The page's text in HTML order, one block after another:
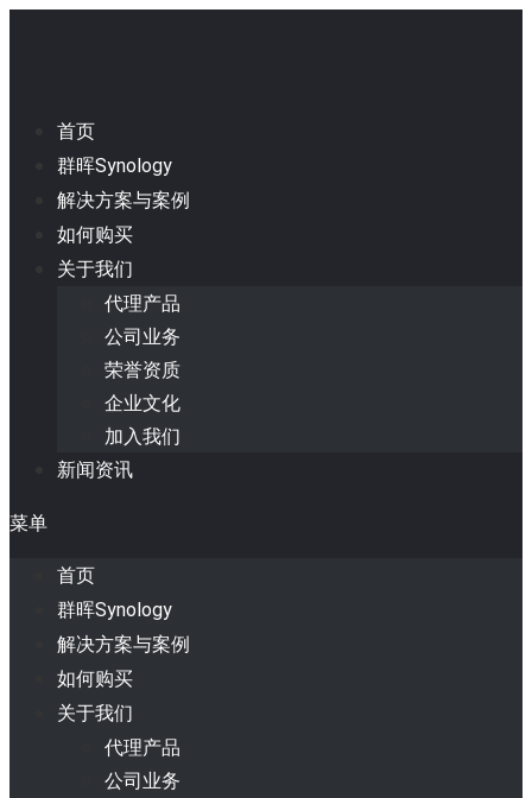
首页
群晖Synology
解决方案与案例
如何购买
关于我们
代理产品
公司业务
荣誉资质
企业文化
加入我们
新闻资讯
菜单
首页
群晖Synology
解决方案与案例
如何购买
关于我们
代理产品
公司业务